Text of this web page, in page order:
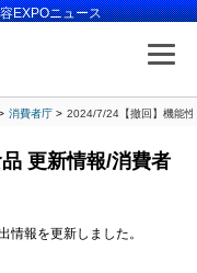
EXPOニュース
消費者庁 2024/7/24【撤回】機能
更新情報/消費者
報を更新しました。